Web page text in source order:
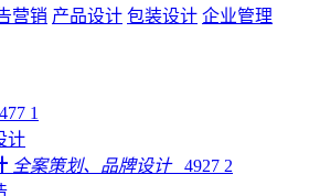
营销 产品设计 包装设计 企业管理
1
全案策划、品牌设计 4927 2